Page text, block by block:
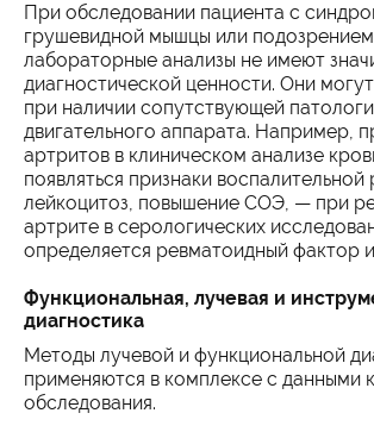
При обследовании пациента с
грушевидной мышцы или
лабораторные анализы не имеют
диагностической ценности. Они
при наличии сопутствующей
двигательного аппарата. Например,
артритов в клиническом анализе
появляться признаки
лейкоцитоз, повышение СОЭ, — при
артрите в серологических
определяется ревматоидный фактор и
Функциональная, лучевая и
диагностика
Методы лучевой и функциональной
применяются в комплексе с данными
обследования.